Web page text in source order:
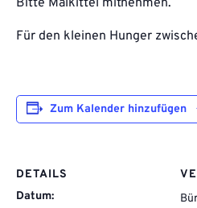
Bitte Malkittel mitnehmen.
Für den kleinen Hunger
Zum Kalender hinzufügen
DETAILS
Datum: